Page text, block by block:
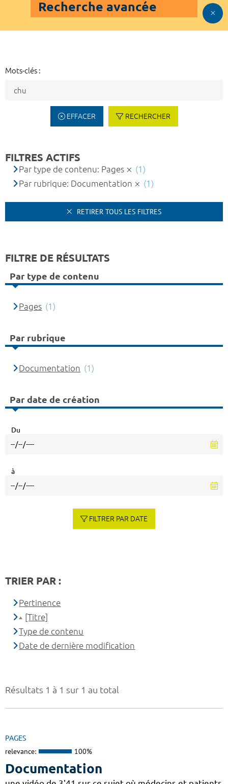
Recherche avancée
Mots-clés :
EFFACER RECHERCHER
Résultats 1 à 1 sur 1 au total
PAGES
relevance: 100%
Documentation
FILTRES ACTIFS
Par type de contenu: Pages
(1)
Par rubrique: Documentation
(1)
RETIRER TOUS LES FILTRES
FILTRE DE RÉSULTATS
Par type de contenu
Pages (1)
Par rubrique
Documentation (1)
Par date de création
Du
à
FILTRER PAR DATE
TRIER PAR :
Pertinence
[Titre]
Type de contenu
Date de dernière modification